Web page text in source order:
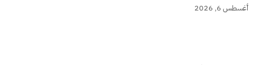
أغسطس 6, 2026